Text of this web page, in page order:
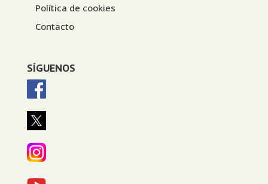
Política de cookies
Contacto
SÍGUENOS